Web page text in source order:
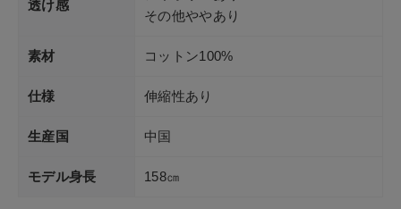
透け感
その他ややあり
素材 コットン100%
仕様 伸縮性あり
生産国 中国
モデル身長 158㎝